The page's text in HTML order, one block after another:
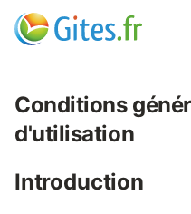
Conditions
d'utilisation
Introduction